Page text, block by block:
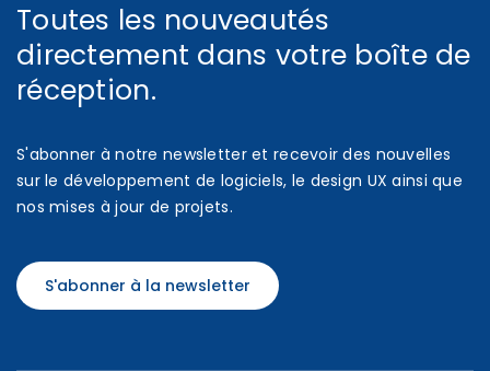
Toutes les nouveautés
directement dans votre boîte de
réception.
S'abonner à notre newsletter et recevoir des nouvelles
sur le développement de logiciels, le design UX ainsi que
nos mises à jour de projets.
S'abonner à la newsletter